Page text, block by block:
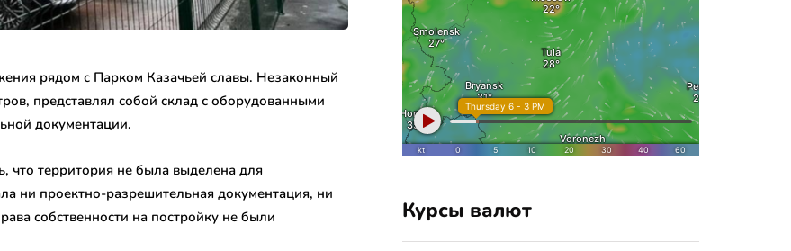
рядом с Парком Казачьей славы. Незаконный
представлял собой склад с оборудованными
документации.
что территория не была выделена для
ни проектно-разрешительная документация, ни
собственности на постройку не были
Курсы валют